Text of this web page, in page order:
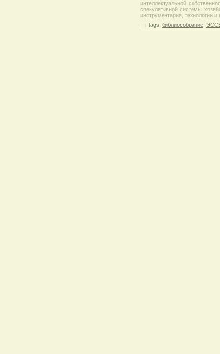
интеллектуальной
спекулятивной системы
инструментария, технологии
— tags: библиособрание